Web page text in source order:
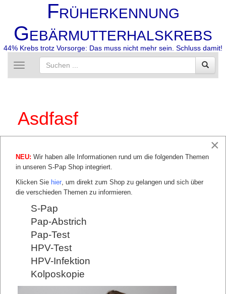
FRÜHERKENNUNG
GEBÄRMUTTERHALSKREBS
44% Krebs trotz Vorsorge: Das muss nicht mehr sein. Schluss damit!
Toggle
navigation
Asdfasf
sfasdfsf
"Desfasdf"
asfsa
asfs
×
NEU: Wir haben alle Informationen rund um die folgenden Themen
in unseren S-Pap Shop integriert.
Klicken Sie hier, um direkt zum Shop zu gelangen und sich über
die verschieden Themen zu informieren.
S-Pap
Pap-Abstrich
Pap-Test
HPV-Test
HPV-Infektion
Kolposkopie